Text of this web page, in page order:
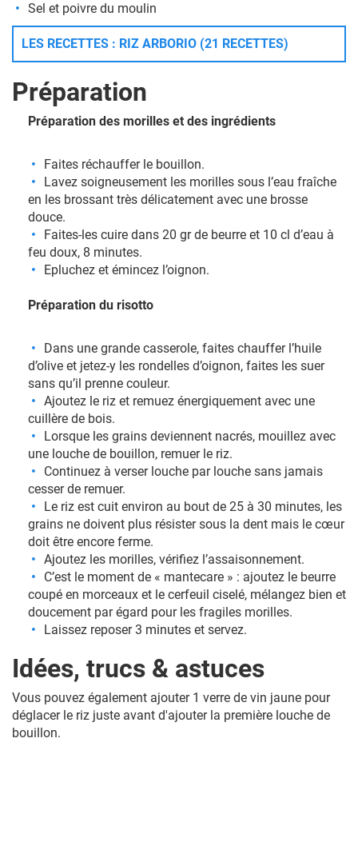
Sel et poivre du moulin
LES RECETTES : RIZ ARBORIO (21 RECETTES)
Préparation
Préparation des morilles et des ingrédients
Faites réchauffer le bouillon.
Lavez soigneusement les morilles sous l’eau fraîche
en les brossant très délicatement avec une brosse
douce.
Faites-les cuire dans 20 gr de beurre et 10 cl d’eau à
feu doux, 8 minutes.
Epluchez et émincez l’oignon.
Préparation du risotto
Dans une grande casserole, faites chauffer l’huile
d’olive et jetez-y les rondelles d’oignon, faites les suer
sans qu’il prenne couleur.
Ajoutez le riz et remuez énergiquement avec une
cuillère de bois.
Lorsque les grains deviennent nacrés, mouillez avec
une louche de bouillon, remuer le riz.
Continuez à verser louche par louche sans jamais
cesser de remuer.
Le riz est cuit environ au bout de 25 à 30 minutes, les
grains ne doivent plus résister sous la dent mais le cœur
doit être encore ferme.
Ajoutez les morilles, vérifiez l’assaisonnement.
C’est le moment de « mantecare » : ajoutez le beurre
coupé en morceaux et le cerfeuil ciselé, mélangez bien et
doucement par égard pour les fragiles morilles.
Laissez reposer 3 minutes et servez.
Idées, trucs & astuces
Vous pouvez également ajouter 1 verre de vin jaune pour
déglacer le riz juste avant d'ajouter la première louche de
bouillon.